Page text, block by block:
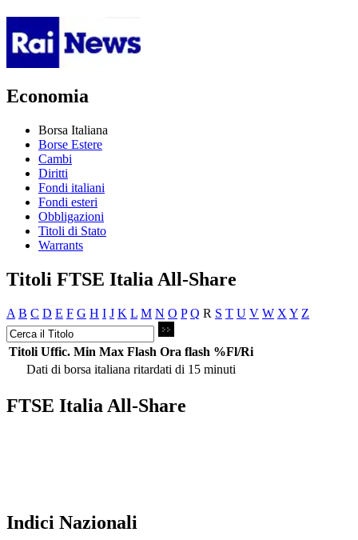
Economia
Borsa Italiana
Borse Estere
Cambi
Diritti
Fondi italiani
Fondi esteri
Obbligazioni
Titoli di Stato
Warrants
Titoli FTSE Italia All-Share
A B C D E F G H I J K L M N O P Q R S T U V W X Y Z
Titoli Uffic. Min Max Flash Ora flash %Fl/Ri
Dati di borsa italiana ritardati di 15 minuti
FTSE Italia All-Share
Indici Nazionali